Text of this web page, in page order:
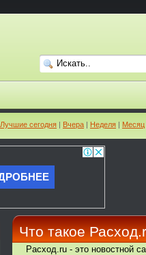
Лучшие сегодня | Вчера | Неделя | Месяц
Что такое
Расход.ru - это новостной